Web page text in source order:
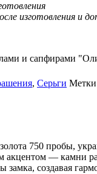
изготовления и
и сапфирами
, Серьги
750 пробы,
— камни
создавая